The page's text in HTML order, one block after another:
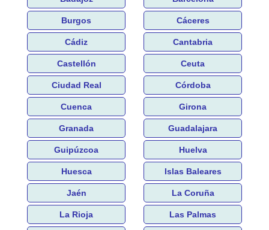
Burgos Cáceres
Cádiz Cantabria
Castellón Ceuta
Ciudad Real Córdoba
Cuenca Girona
Granada Guadalajara
Guipúzcoa Huelva
Huesca Islas Baleares
Jaén La Coruña
La Rioja Las Palmas